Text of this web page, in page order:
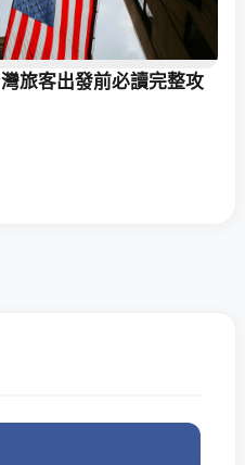
旅客出發前必讀完整攻